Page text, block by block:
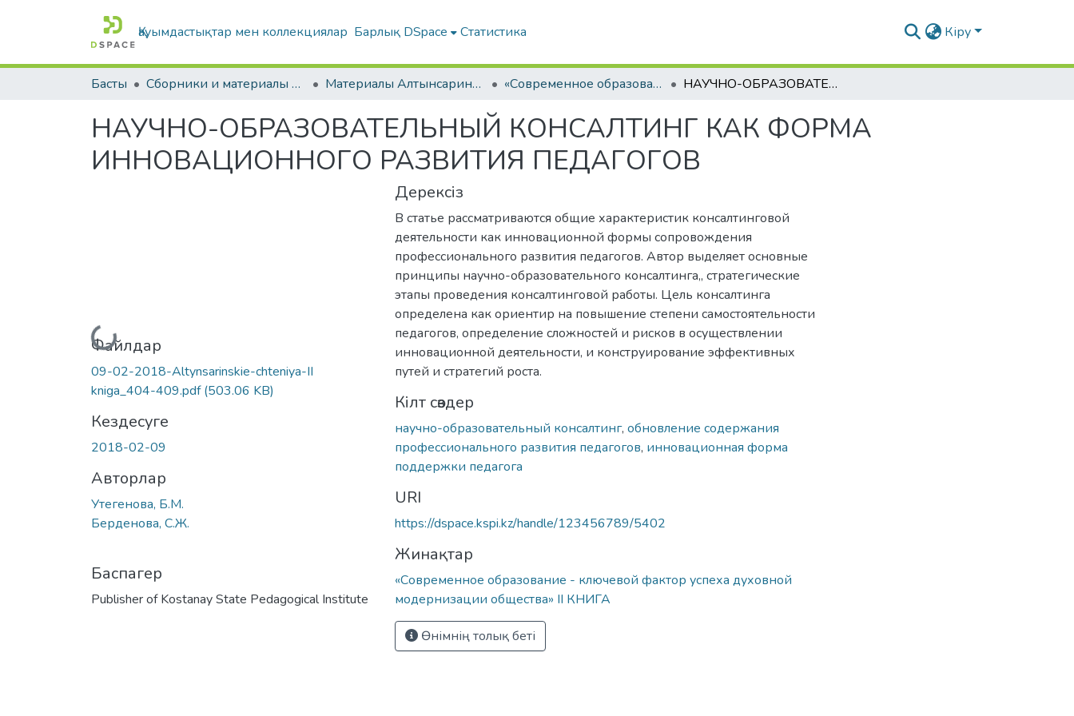
Қауымдастықтар мен коллекциялар Барлық DSpace Статистика Кіру
Басты Сборники и материалы конференций Материалы Алтынсаринских педагогических чтений «Современное образование - ключевой фактор успеха духовной модернизации общества» ІІ КНИГА НАУЧНО-ОБРАЗОВАТЕЛЬНЫЙ КОНСАЛТИНГ КАК ФОРМА ИННОВАЦИОННОГО РАЗВИТИЯ ПЕДАГОГОВ
НАУЧНО-ОБРАЗОВАТЕЛЬНЫЙ КОНСАЛТИНГ КАК ФОРМА
ИННОВАЦИОННОГО РАЗВИТИЯ ПЕДАГОГОВ
Жүктеу...
Файлдар
09-02-2018-Altynsarinskie-chteniya-II
kniga_404-409.pdf(503.06 KB)
Кездесуге
2018-02-09
Авторлар
Утегенова, Б.М.
Берденова, С.Ж.
Баспагер
Publisher of Kostanay State Pedagogical Institute
Дерексіз
В статье рассматриваются общие характеристик консалтинговой
деятельности как инновационной формы сопровождения
профессионального развития педагогов. Автор выделяет основные
принципы научно-образовательного консалтинга,, стратегические
этапы проведения консалтинговой работы. Цель консалтинга
определена как ориентир на повышение степени самостоятельности
педагогов, определение сложностей и рисков в осуществлении
инновационной деятельности, и конструирование эффективных
путей и стратегий роста.
Кілт сөздер
научно-образовательный консалтинг, обновление содержания
профессионального развития педагогов, инновационная форма
поддержки педагога
URI
https://dspace.kspi.kz/handle/123456789/5402
Жинақтар
«Современное образование - ключевой фактор успеха духовной
модернизации общества» ІІ КНИГА
Өнімнің толық беті